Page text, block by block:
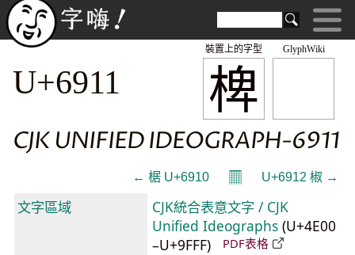
GlyphWiki
椑
裝置上的字型
U+6911
CJK UNIFIED IDEOGRAPH-6911
← 椐 U+6910 𝄜 U+6912 椒 →
文字區域
CJK統合表意文字 / CJK
Unified Ideographs (U+4E00
–U+9FFF)
PDF表格